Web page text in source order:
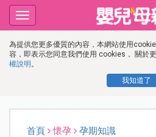
為提供您更多優質的內容，本網站使用
容，即表示您同意我們使用 cookies， 關於
權說明 。
我知道了
Toggle
navigation
首頁 懷孕 孕期知識